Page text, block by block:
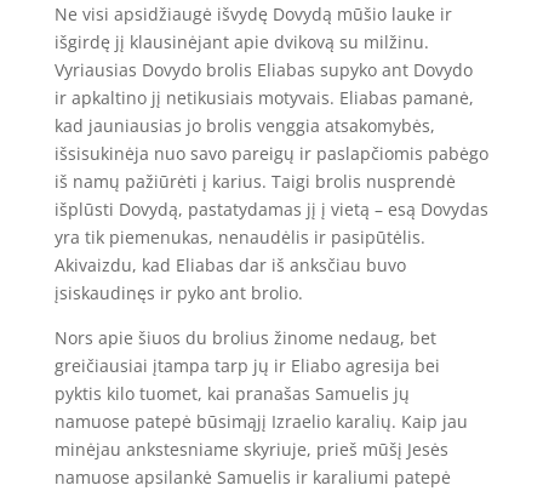
Ne visi apsidžiaugė išvydę Dovydą mūšio lauke ir
išgirdę jį klausinėjant apie dvikovą su milžinu.
Vyriausias Dovydo brolis Eliabas supyko ant Dovydo
ir apkaltino jį netikusiais motyvais. Eliabas pamanė,
kad jauniausias jo brolis venggia atsakomybės,
išsisukinėja nuo savo pareigų ir paslapčiomis pabėgo
iš namų pažiūrėti į karius. Taigi brolis nusprendė
išplūsti Dovydą, pastatydamas jį į vietą – esą Dovydas
yra tik piemenukas, nenaudėlis ir pasipūtėlis.
Akivaizdu, kad Eliabas dar iš anksčiau buvo
įsiskaudinęs ir pyko ant brolio.
Nors apie šiuos du brolius žinome nedaug, bet
greičiausiai įtampa tarp jų ir Eliabo agresija bei
pyktis kilo tuomet, kai pranašas Samuelis jų
namuose patepė būsimąjį Izraelio karalių. Kaip jau
minėjau ankstesniame skyriuje, prieš mūšį Jesės
namuose apsilankė Samuelis ir karaliumi patepė